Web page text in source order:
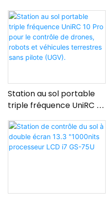
Station au sol portable
triple fréquence UniRC 10
drones, robots et
véhicules terrestres sans
pilote (UGV).